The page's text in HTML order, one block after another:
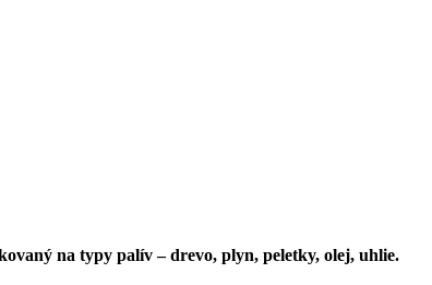
na typy palív – drevo, plyn, peletky, olej, uhlie.